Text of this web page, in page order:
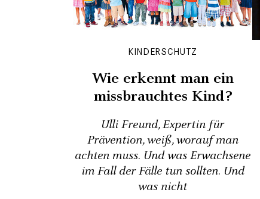
KINDERSCHUTZ
Wie erkennt man ein
missbrauchtes Kind?
Ulli Freund, Expertin für
Prävention, weiß, worauf man
achten muss. Und was Erwachsene
im Fall der Fälle tun sollten. Und
was nicht